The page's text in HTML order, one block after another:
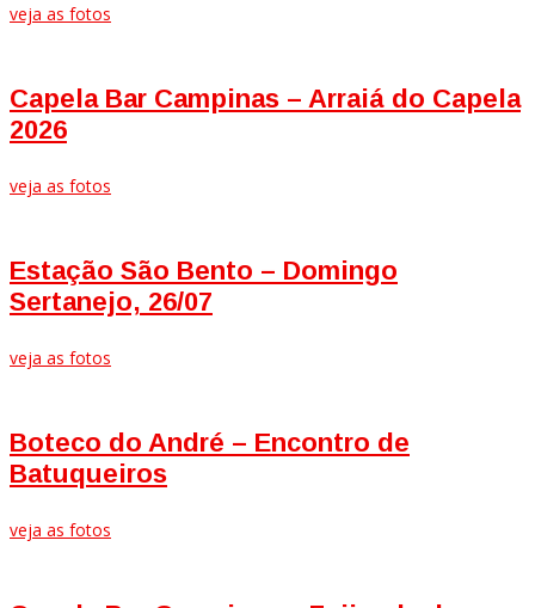
veja as fotos
Capela Bar Campinas – Arraiá do Capela
2026
veja as fotos
Estação São Bento – Domingo
Sertanejo, 26/07
veja as fotos
Boteco do André – Encontro de
Batuqueiros
veja as fotos